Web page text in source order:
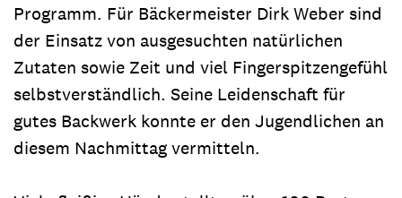
Programm. Für Bäckermeister Dirk Weber sind
der Einsatz von ausgesuchten natürlichen
Zutaten sowie Zeit und viel Fingerspitzengefühl
selbstverständlich. Seine Leidenschaft für
gutes Backwerk konnte er den Jugendlichen an
diesem Nachmittag vermitteln.